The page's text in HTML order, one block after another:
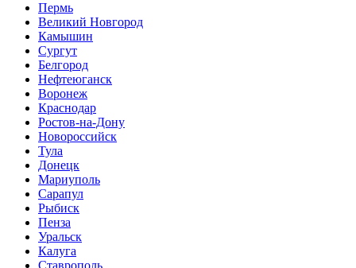
Пермь
Великий Новгород
Камышин
Сургут
Белгород
Нефтеюганск
Воронеж
Краснодар
Ростов-на-Дону
Новороссийск
Тула
Донецк
Мариуполь
Сарапул
Рыбиск
Пенза
Уральск
Калуга
Ставрополь